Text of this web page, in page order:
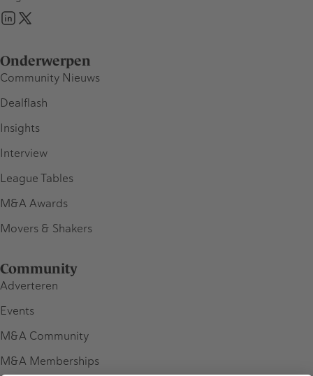
Onderwerpen
Community Nieuws
Dealflash
Insights
Interview
League Tables
M&A Awards
Movers & Shakers
Community
Adverteren
Events
M&A Community
M&A Memberships